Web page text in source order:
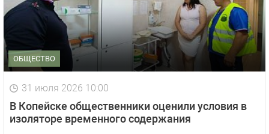
ОБЩЕСТВО
31 июля 2026 10:00
В Копейске общественники оценили условия в
изоляторе временного содержания